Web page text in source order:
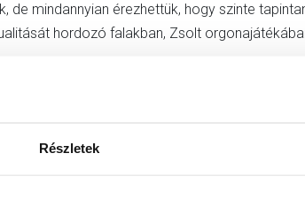
Részletek
de mindannyian érezhettük, hogy szinte
hordozó falakban, Zsolt
térbe érkeztünk. A bazilika nagy
a szerzetesek. Az itt lévő nagy
játéka közben az érdeklődők körbe is
a Káptalanteremben a résztvevők.
az orgona is, amelyet eredetileg a
darabbal be is mutatta – hogy a közelben